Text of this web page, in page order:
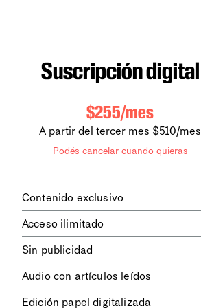
Suscripción digital
$255/mes
A partir del tercer mes $510/mes
Podés cancelar cuando quieras
Contenido exclusivo
digitales dela diaria
los contenidos de Le Monde
diplomatique.
Acceso ilimitado
contenidos.
Sin publicidad
publicitarios.
Audio con artículos leídos
Edición papel digitalizada